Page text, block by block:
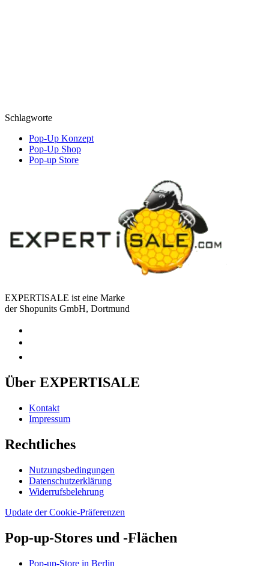
Schlagworte
Pop-Up Konzept
Pop-Up Shop
Pop-up Store
EXPERTISALE ist eine Marke
der Shopunits GmbH, Dortmund
Über EXPERTISALE
Kontakt
Impressum
Rechtliches
Nutzungsbedingungen
Datenschutzerklärung
Widerrufsbelehrung
Update der Cookie-Präferenzen
Pop-up-Stores und -Flächen
Pop-up-Store in Berlin